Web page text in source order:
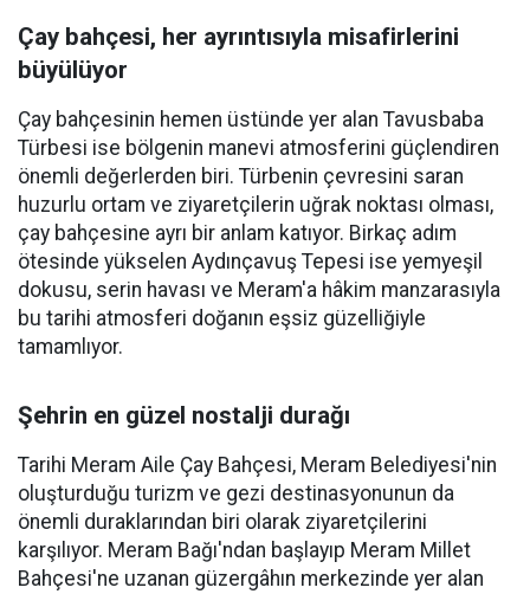
Çay bahçesi, her ayrıntısıyla misafirlerini
büyülüyor
Çay bahçesinin hemen üstünde yer alan Tavusbaba
Türbesi ise bölgenin manevi atmosferini güçlendiren
önemli değerlerden biri. Türbenin çevresini saran
huzurlu ortam ve ziyaretçilerin uğrak noktası olması,
çay bahçesine ayrı bir anlam katıyor. Birkaç adım
ötesinde yükselen Aydınçavuş Tepesi ise yemyeşil
dokusu, serin havası ve Meram'a hâkim manzarasıyla
bu tarihi atmosferi doğanın eşsiz güzelliğiyle
tamamlıyor.
Şehrin en güzel nostalji durağı
Tarihi Meram Aile Çay Bahçesi, Meram Belediyesi'nin
oluşturduğu turizm ve gezi destinasyonunun da
önemli duraklarından biri olarak ziyaretçilerini
karşılıyor. Meram Bağı'ndan başlayıp Meram Millet
Bahçesi'ne uzanan güzergâhın merkezinde yer alan